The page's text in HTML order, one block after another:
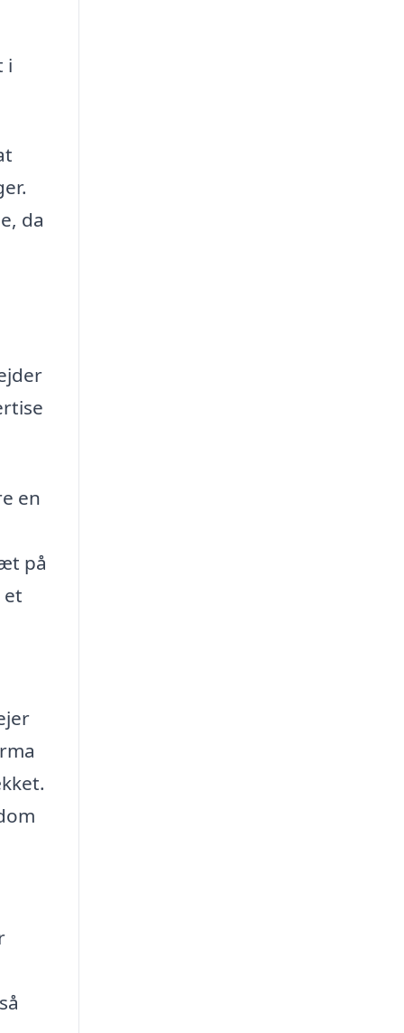
i
da
en
på
et